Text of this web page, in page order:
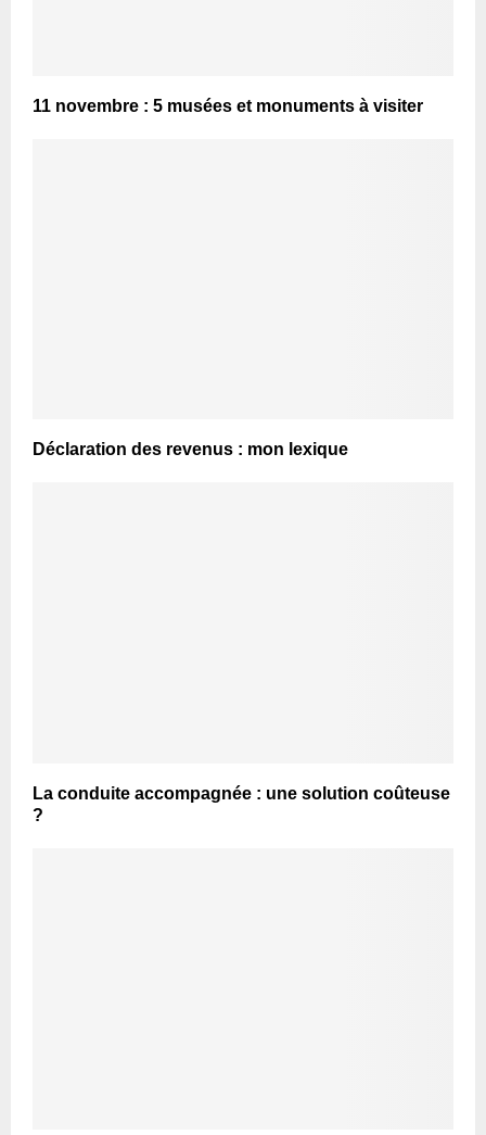
11 novembre : 5 musées et monuments à visiter
Déclaration des revenus : mon lexique
La conduite accompagnée : une solution coûteuse
?